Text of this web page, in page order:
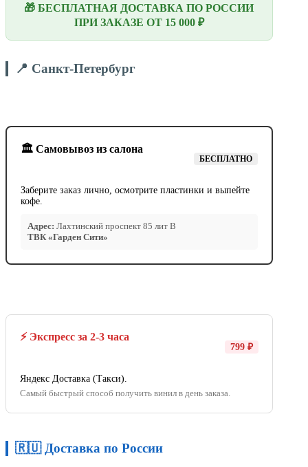
🎁 БЕСПЛАТНАЯ ДОСТАВКА ПО РОССИИ
ПРИ ЗАКАЗЕ ОТ 15 000 ₽
📍 Санкт-Петербург
🏛️ Самовывоз из салона
БЕСПЛАТНО
Заберите заказ лично, осмотрите пластинки и выпейте
кофе.
Адрес: Лахтинский проспект 85 лит В
ТВК «Гарден Сити»
⚡ Экспресс за 2-3 часа
799 ₽
Яндекс Доставка (Такси).
Самый быстрый способ получить винил в день заказа.
🇷🇺 Доставка по России